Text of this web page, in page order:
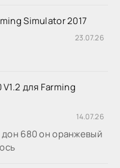
Simulator 2017
23.07.26
для Farming
14.07.26
дон 680 он оранжевый